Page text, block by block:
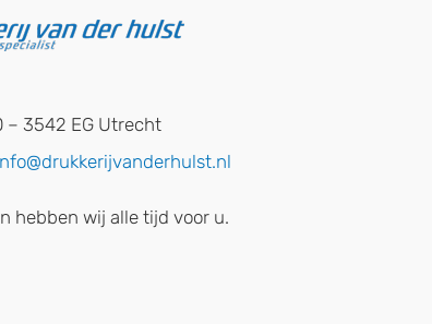
– 3542 EG Utrecht
hebben wij alle tijd voor u.